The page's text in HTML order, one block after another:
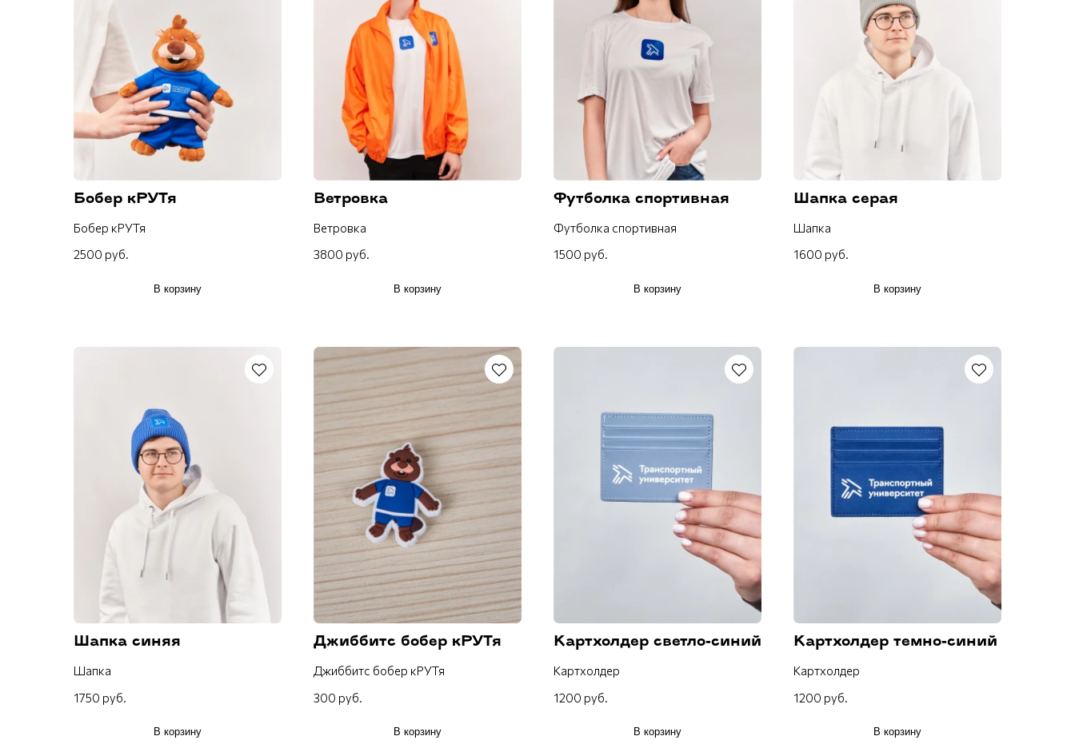
Бобер кРУТя
Бобер кРУТя
2500 руб.
В корзину
Ветровка
Ветровка
3800 руб.
В корзину
Футболка спортивная
Футболка спортивная
1500 руб.
В корзину
Шапка серая
Шапка
1600 руб.
В корзину
Шапка синяя
Шапка
1750 руб.
В корзину
Джиббитс бобер кРУТя
Джиббитс бобер кРУТя
300 руб.
В корзину
Картхолдер светло-синий
Картхолдер
1200 руб.
В корзину
Картхолдер темно-синий
Картхолдер
1200 руб.
В корзину